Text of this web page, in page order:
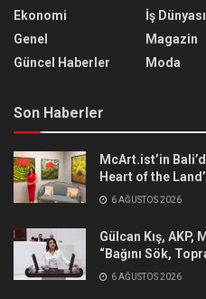
Ekonomi
Genel
Güncel Haberler
İş Dünyası
Magazin
Moda
Son Haberler
McArt.ist’in
Heart of the
6 AĞUSTOS 2026
Gülcan Kış,
“Bağını Sök,
6 AĞUSTOS 2026